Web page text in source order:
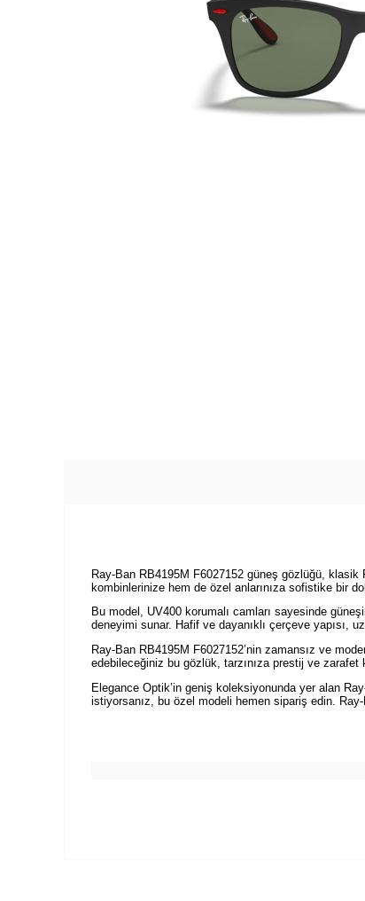
Ray-Ban RB4195M F6027152 güneş gözlüğü, klasik
kombinlerinize hem de özel anlarınıza sofistike bir
Bu model, UV400 korumalı camları sayesinde
deneyimi sunar. Hafif ve dayanıklı çerçeve yapısı,
Ray-Ban RB4195M F6027152’nin zamansız ve
edebileceğiniz bu gözlük, tarzınıza prestij ve
Elegance Optik’in geniş koleksiyonunda yer alan
istiyorsanız, bu özel modeli hemen sipariş edin.